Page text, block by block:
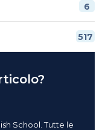
6
517
School. Tutte le